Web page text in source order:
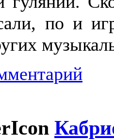
по и